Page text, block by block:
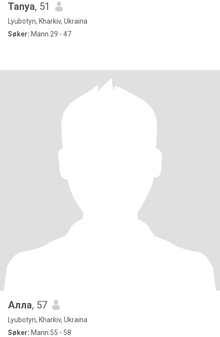
Tanya, 51
Lyubotyn, Kharkiv, Ukraina
Søker: Mann 29 - 47
Алла, 57
Lyubotyn, Kharkiv, Ukraina
Søker: Mann 55 - 58